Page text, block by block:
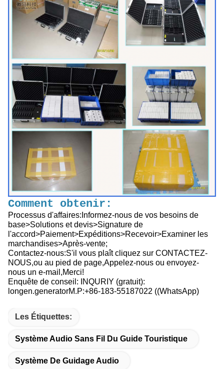
Comment obtenir:
Processus d'affaires:Informez-nous de vos besoins de
base>Solutions et devis>Signature de
l'accord>Paiement>Expéditions>Recevoir>Examiner les
marchandises>Après-vente;
Contactez-nous:S'il vous plaît cliquez sur CONTACTEZ-
NOUS,ou au pied de page,Appelez-nous ou envoyez-
nous un e-mail,Merci!
Enquête de conseil: INQURIY (gratuit):
longen.generatorM.P:+86-183-55187022 ((WhatsApp)
Les Étiquettes:
Système Audio Sans Fil Du Guide Touristique
Système De Guidage Audio